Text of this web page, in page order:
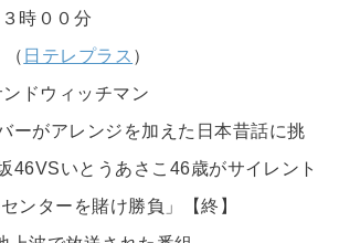
時００分
（ 日テレプラス ）
ドウィッチマン
ーがアレンジを加えた日本昔話に挑
46VSいとうあさこ46歳がサイレント
ンターを賭け勝負」【終】